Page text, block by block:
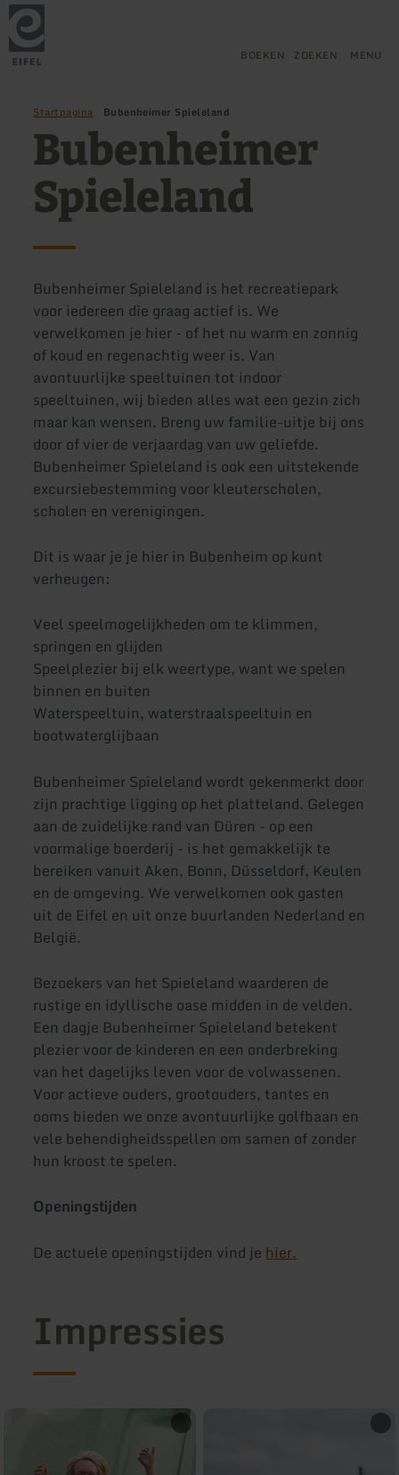
Terug
naar
de
startpagina
BOEKEN ZOEKEN MENU
Startpagina Bubenheimer Spieleland
Bubenheimer
Spieleland
Bubenheimer Spieleland is het recreatiepark
voor iedereen die graag actief is. We
verwelkomen je hier - of het nu warm en zonnig
of koud en regenachtig weer is. Van
avontuurlijke speeltuinen tot indoor
speeltuinen, wij bieden alles wat een gezin zich
maar kan wensen. Breng uw familie-uitje bij ons
door of vier de verjaardag van uw geliefde.
Bubenheimer Spieleland is ook een uitstekende
excursiebestemming voor kleuterscholen,
scholen en verenigingen.
Dit is waar je je hier in Bubenheim op kunt
verheugen:
Veel speelmogelijkheden om te klimmen,
springen en glijden
Speelplezier bij elk weertype, want we spelen
binnen en buiten
Waterspeeltuin, waterstraalspeeltuin en
bootwaterglijbaan
Bubenheimer Spieleland wordt gekenmerkt door
zijn prachtige ligging op het platteland. Gelegen
aan de zuidelijke rand van Düren - op een
voormalige boerderij - is het gemakkelijk te
bereiken vanuit Aken, Bonn, Düsseldorf, Keulen
en de omgeving. We verwelkomen ook gasten
uit de Eifel en uit onze buurlanden Nederland en
België.
Bezoekers van het Spieleland waarderen de
rustige en idyllische oase midden in de velden.
Een dagje Bubenheimer Spieleland betekent
plezier voor de kinderen en een onderbreking
van het dagelijks leven voor de volwassenen.
Voor actieve ouders, grootouders, tantes en
ooms bieden we onze avontuurlijke golfbaan en
vele behendigheidsspellen om samen of zonder
hun kroost te spelen.
Openingstijden
De actuele openingstijden vind je hier.
Impressies